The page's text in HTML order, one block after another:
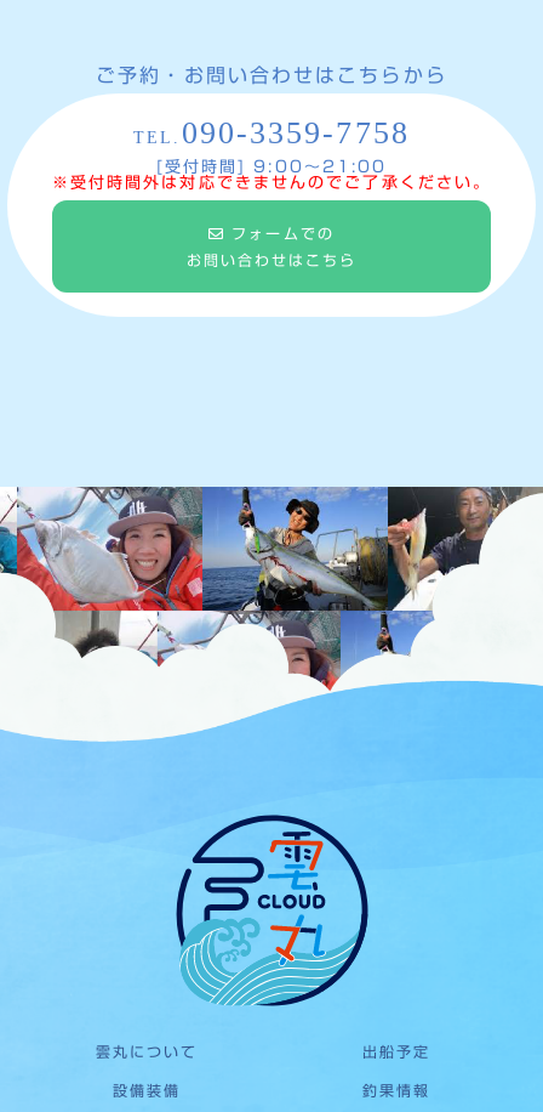
ご予約・お問い合わせはこちらから
TEL. 090-3359-7758
[受付時間] 9:00〜21:00
※受付時間外は対応できませんのでご了承ください。
フォームでの
お問い合わせはこちら
雲丸について 出船予定
設備装備 釣果情報